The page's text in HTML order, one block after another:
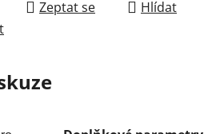
Zeptat se
Hlídat